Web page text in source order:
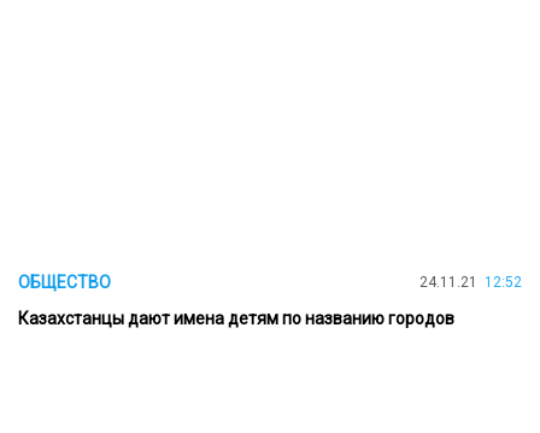
ОБЩЕСТВО 24.11.21 12:52
Казахстанцы дают имена детям по названию городов